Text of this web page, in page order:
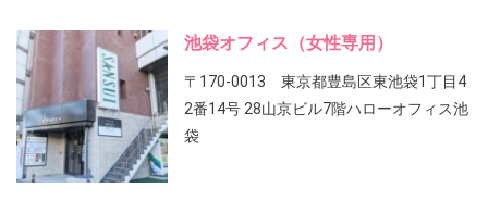
池袋オフィス（女性専用）
〒170-0013 東京都豊島区東池袋1丁目4
2番14号 28山京ビル7階ハローオフィス池
袋